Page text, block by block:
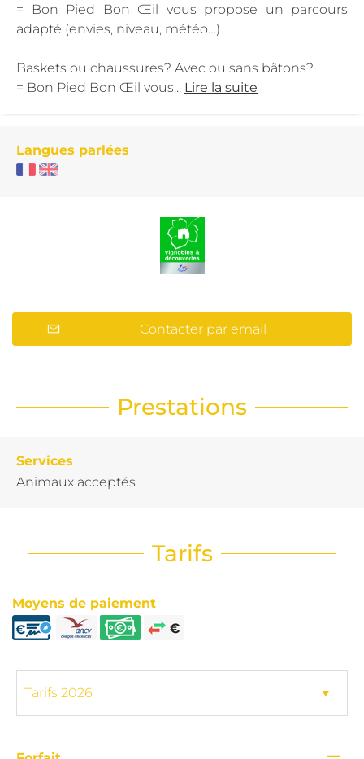
= Bon Pied Bon Œil vous propose un parcours
adapté (envies, niveau, météo…)
Baskets ou chaussures? Avec ou sans bâtons?
= Bon Pied Bon Œil vous... Lire la suite
Langues parlées
Contacter par email
Prestations
Services
Animaux acceptés
Tarifs
Moyens de paiement
—